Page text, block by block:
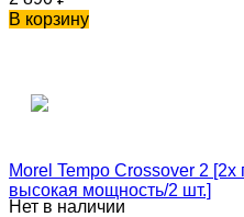
В корзину
Morel Tempo Crossover 2
высокая мощность/2 шт.]
Нет в наличии